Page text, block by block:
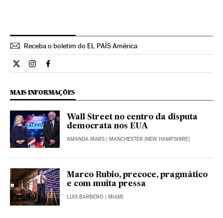
Receba o boletim do EL PAÍS América
Internacional El País Brasil en Twitter
Internacional El País Brasil en Instagram
Internacional El País Brasil en Facebook
MAIS INFORMAÇÕES
Wall Street no centro da disputa
democrata nos EUA
AMANDA MARS | MANCHESTER (NEW HAMPSHIRE)
Marco Rubio, precoce, pragmático
e com muita pressa
LUIS BARBERO | MIAMI